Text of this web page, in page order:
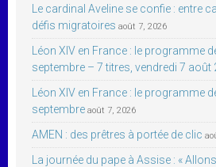
Le cardinal Aveline se confie : entre
défis migratoires août 7, 2026
Léon XIV en France : le programme
septembre – 7 titres, vendredi 7 août
Léon XIV en France : le programme
septembre août 7, 2026
AMEN : des prêtres à portée de clic
La journée du pape à Assise : «